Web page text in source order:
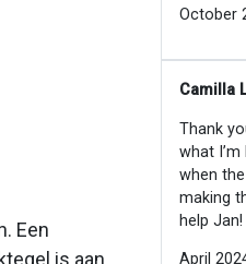
Een
October
Camilla
Thank
what
when
making
help Jan!
April